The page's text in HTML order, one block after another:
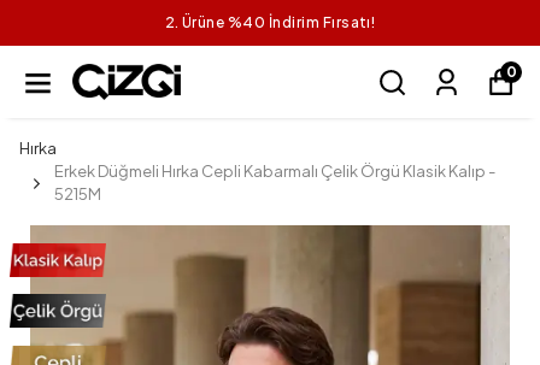
2. Ürüne %40 İndirim Fırsatı!
0
Hırka
Erkek Düğmeli Hırka Cepli Kabarmalı Çelik Örgü Klasik Kalıp -
5215M